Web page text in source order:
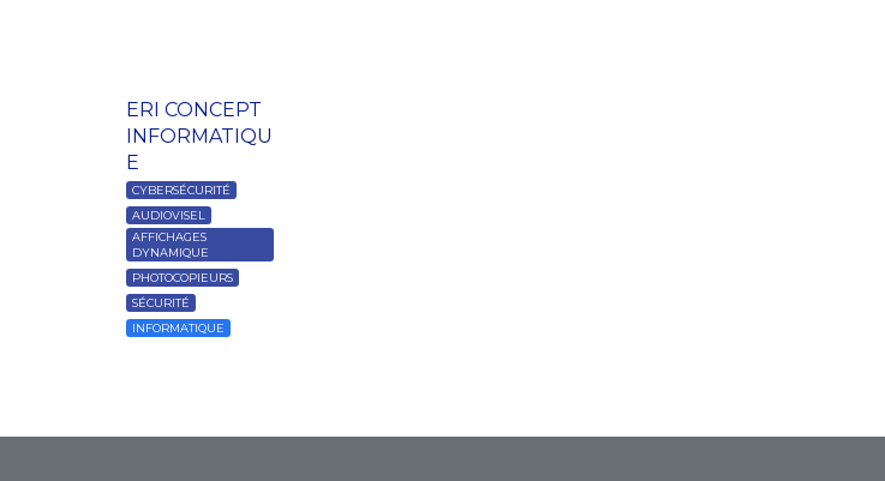
ERI CONCEPT
INFORMATIQU
E
CYBERSÉCURITÉ
AUDIOVISEL
AFFICHAGES
DYNAMIQUE
PHOTOCOPIEURS
SÉCURITÉ
INFORMATIQUE